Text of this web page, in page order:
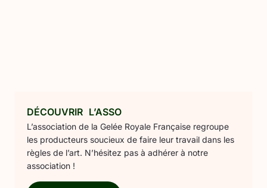
DÉCOUVRIR L’ASSO
L’association de la Gelée Royale Française regroupe
les producteurs soucieux de faire leur travail dans les
règles de l’art. N’hésitez pas à adhérer à notre
association !